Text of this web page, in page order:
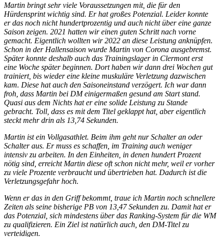
Martin bringt sehr viele Voraussetzungen mit, die für den
Hürdensprint wichtig sind. Er hat großes Potenzial. Leider konnte
er das noch nicht hundertprozentig und auch nicht über eine ganze
Saison zeigen. 2021 hatten wir einen guten Schritt nach vorne
gemacht. Eigentlich wollten wir 2022 an diese Leistung anknüpfen.
Schon in der Hallensaison wurde Martin von Corona ausgebremst.
Später konnte deshalb auch das Trainingslager in Clermont erst
eine Woche später beginnen. Dort haben wir dann drei Wochen gut
trainiert, bis wieder eine kleine muskuläre Verletzung dazwischen
kam. Diese hat auch den Saisoneinstand verzögert. Ich war dann
froh, dass Martin bei DM einigermaßen gesund am Start stand.
Quasi aus dem Nichts hat er eine solide Leistung zu Stande
gebracht. Toll, dass es mit dem Titel geklappt hat, aber eigentlich
steckt mehr drin als 13,74 Sekunden.
Martin ist ein Vollgasathlet. Beim ihm geht nur Schalter an oder
Schalter aus. Er muss es schaffen, im Training auch weniger
intensiv zu arbeiten. In den Einheiten, in denen hundert Prozent
nötig sind, erreicht Martin diese oft schon nicht mehr, weil er vorher
zu viele Prozente verbraucht und übertrieben hat. Dadurch ist die
Verletzungsgefahr hoch.
Wenn er das in den Griff bekommt, traue ich Martin noch schnellere
Zeiten als seine bisherige PB von 13,47 Sekunden zu. Damit hat er
das Potenzial, sich mindestens über das Ranking-System für die WM
zu qualifizieren. Ein Ziel ist natürlich auch, den DM-Titel zu
verteidigen.